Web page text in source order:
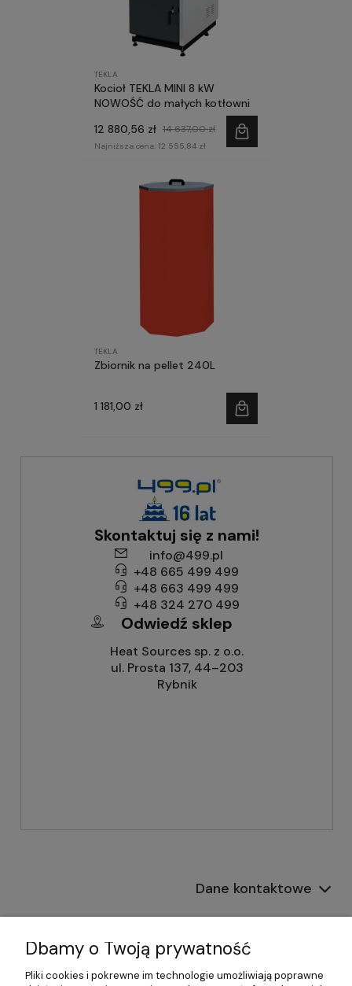
TEKLA
Kocioł TEKLA MINI 8 kW
NOWOŚĆ do małych kotłowni
12 880,56 zł 14 637,00 zł
Najniższa cena: 12 555,84 zł
TEKLA
Zbiornik na pellet 240L
1 181,00 zł
Skontaktuj się z nami!
info@499.pl
+48 665 499 499
+48 663 499 499
+48 324 270 499
Odwiedź sklep
Heat Sources sp. z o.o.
ul. Prosta 137, 44–203
Rybnik
Dane kontaktowe
Informacje
Płatności i dostawa
Dbamy o Twoją prywatność
Pliki cookies i pokrewne im technologie umożliwiają poprawne